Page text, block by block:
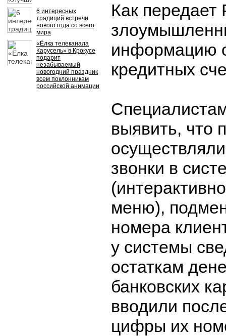
6 интересных
традиций встречи
нового года со всего
мира
«Ёлка телеканала
Карусель» в Крокусе
подарит
незабываемый
новогодний праздник
всем поклонникам
российской анимации
Как передает
информацию
кредитных
выявить, что
звонки в
меню),
номера
у системы
остаткам
банковских
вводили
цифры их